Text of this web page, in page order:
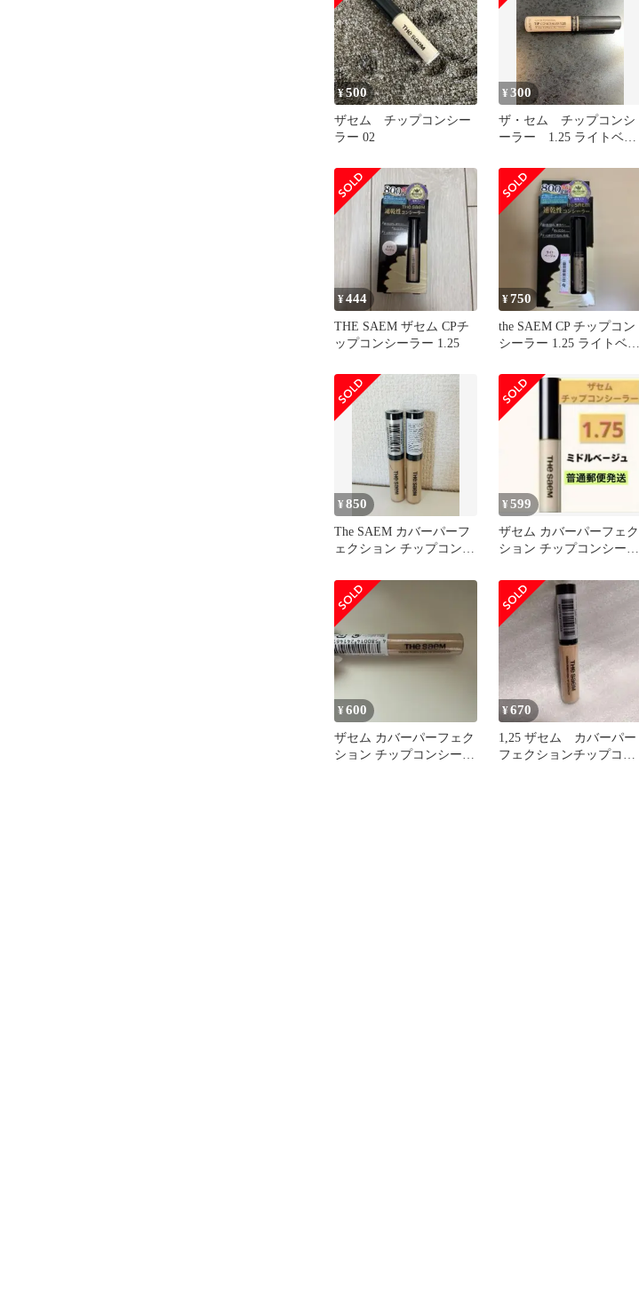
¥500
ザセム チップコンシー
ラー 02
¥300
ザ・セム チップコンシ
ーラー 1.25 ライトベー
¥444
THE SAEM ザセム CPチ
ップコンシーラー 1.25
¥750
the SAEM CP チップコン
シーラー 1.25 ライトベー
¥850
The SAEM カバーパーフ
ェクション チップコンシ
¥599
ザセム カバーパーフェク
ション チップコンシーラ
¥600
ザセム カバーパーフェク
ション チップコンシーラ
¥670
1,25 ザセム カバーパー
フェクションチップコン